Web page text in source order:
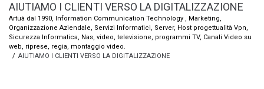
AIUTIAMO I CLIENTI VERSO LA DIGITALIZZAZIONE
Artuà dal 1990, Information Communication Technology , Marketing,
Organizzazione Aziendale, Servizi Informatici, Server, Host progettualità Vpn,
Sicurezza Informatica, Nas, video, televisione, programmi TV, Canali Video su
web, riprese, regia, montaggio video.
/ AIUTIAMO I CLIENTI VERSO LA DIGITALIZZAZIONE